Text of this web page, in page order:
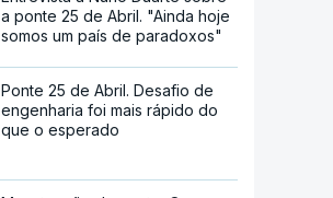
a ponte 25 de Abril. "Ainda hoje
somos um país de paradoxos"
Ponte 25 de Abril. Desafio de
engenharia foi mais rápido do
que o esperado